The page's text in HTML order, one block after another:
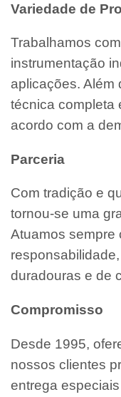
Variedade de
Trabalhamos
instrumentação
aplicações. Além
técnica completa
acordo com a
Parceria
Com tradição e
tornou-se uma
Atuamos sempre
duradouras e de
Compromisso
Desde 1995,
nossos clientes
entrega